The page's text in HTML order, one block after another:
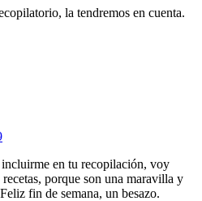
la tendremos en cuenta.
en tu recopilación, voy
porque son una maravilla y
fin de semana, un besazo.